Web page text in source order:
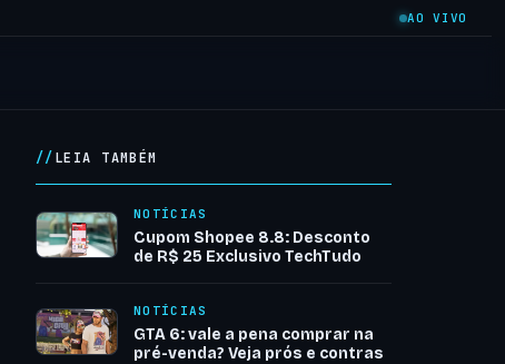
AO VIVO
LEIA TAMBÉM
NOTÍCIAS
Cupom Shopee 8.8: Desconto
de R$ 25 Exclusivo TechTudo
NOTÍCIAS
GTA 6: vale a pena comprar na
pré-venda? Veja prós e contras